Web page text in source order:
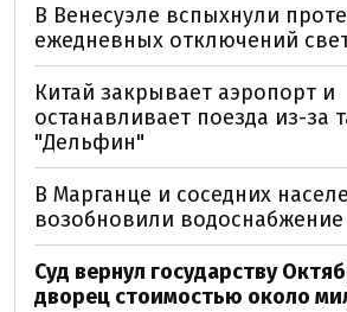
В Венесуэле вспыхнули
ежедневных отключений
Китай закрывает аэропорт и
останавливает поезда из-за
"Дельфин"
В Марганце и соседних
возобновили
Суд вернул государству
дворец стоимостью около